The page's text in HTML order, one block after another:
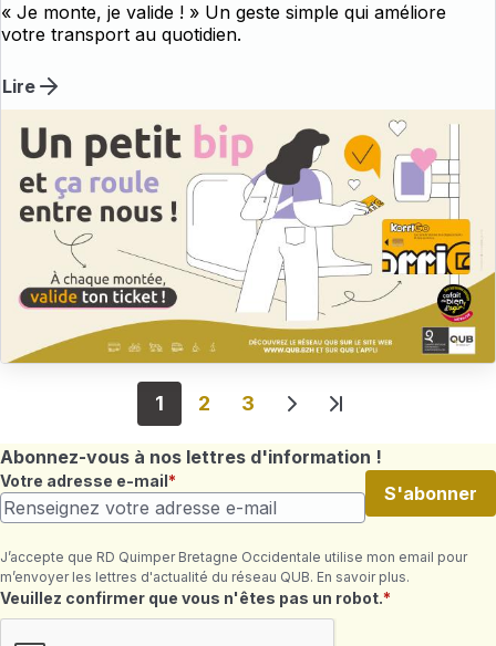
« Je monte, je valide ! » Un geste simple qui améliore
votre transport au quotidien.
Lire
Pagination
1 2 3
Page suivante
Dernière page
Abonnez-vous à nos lettres d'information !
Votre adresse e-mail
S'abonner
J’accepte que RD Quimper Bretagne Occidentale utilise mon email pour
m’envoyer les lettres d'actualité du réseau QUB. En savoir plus.
Champ requis
Veuillez confirmer que vous n'êtes pas un robot.